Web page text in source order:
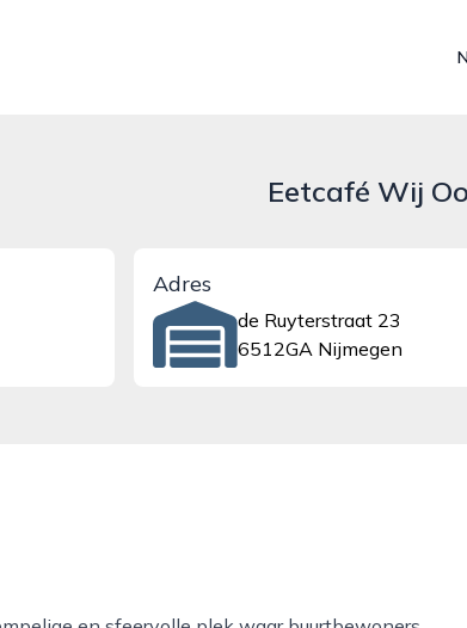
Eetcafé Wij
Adres
de Ruyterstraat 23
6512GA Nijmegen